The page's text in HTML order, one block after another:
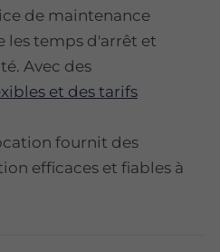
de maintenance
les temps d'arrêt et
Avec des
et des tarifs
fournit des
efficaces et fiables à